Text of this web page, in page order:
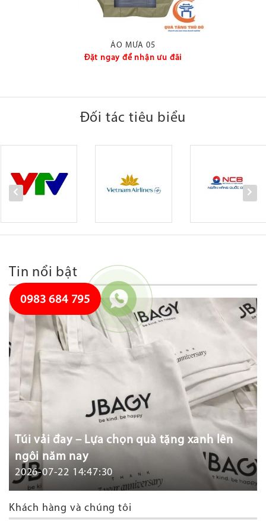
ÁO MƯA 05
Đặt ngay để nhận ưu đãi
Đối tác tiêu biểu
Tin nổi bật
Túi vải đay – Lựa chọn quà tặng xanh lên
ngôi năm nay
2026-07-22 14:47:30
Khách hàng và chúng tôi
0983 684 795